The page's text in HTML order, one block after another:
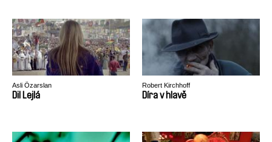
Asli Özarslan
Dil Lejlá
Robert Kirchhoff
Díra v hlavě